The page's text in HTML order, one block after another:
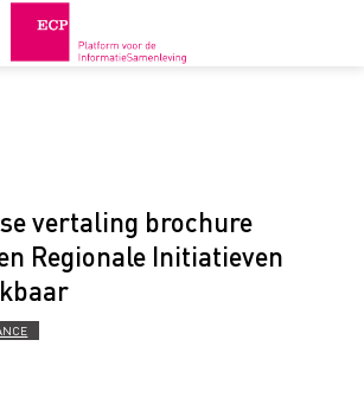
vertaling brochure
Regionale Initiatieven